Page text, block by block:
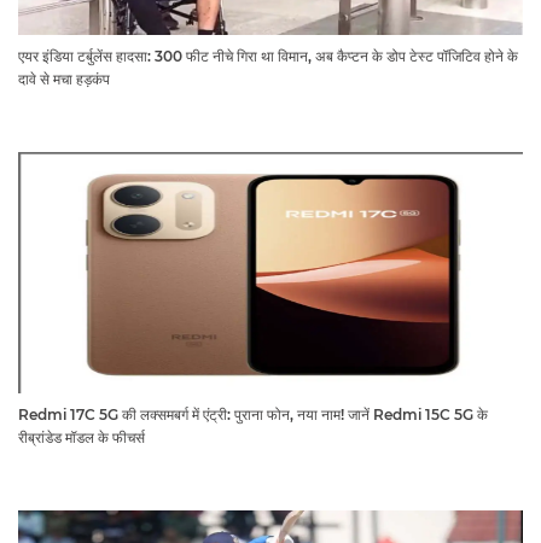
एयर इंडिया टर्बुलेंस हादसा: 300 फीट नीचे गिरा था विमान, अब कैप्टन के डोप टेस्ट पॉजिटिव होने के
दावे से मचा हड़कंप
Redmi 17C 5G की लक्समबर्ग में एंट्री: पुराना फोन, नया नाम! जानें Redmi 15C 5G के
रीब्रांडेड मॉडल के फीचर्स